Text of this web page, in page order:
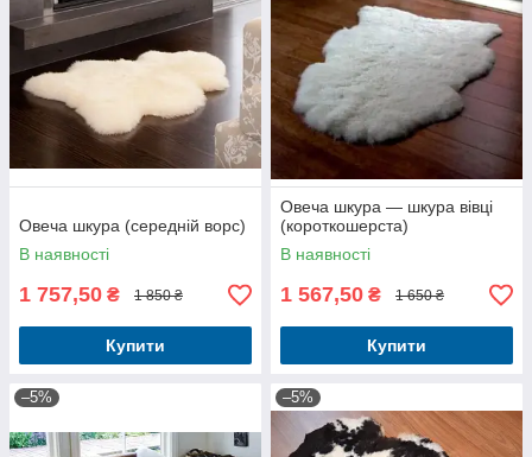
Овеча шкура (середній ворс)
В наявності
1 757,50 ₴ 1 850 ₴
Купити
Овеча шкура — шкура вівці
(короткошерста)
В наявності
1 567,50 ₴ 1 650 ₴
Купити
–5% –5%